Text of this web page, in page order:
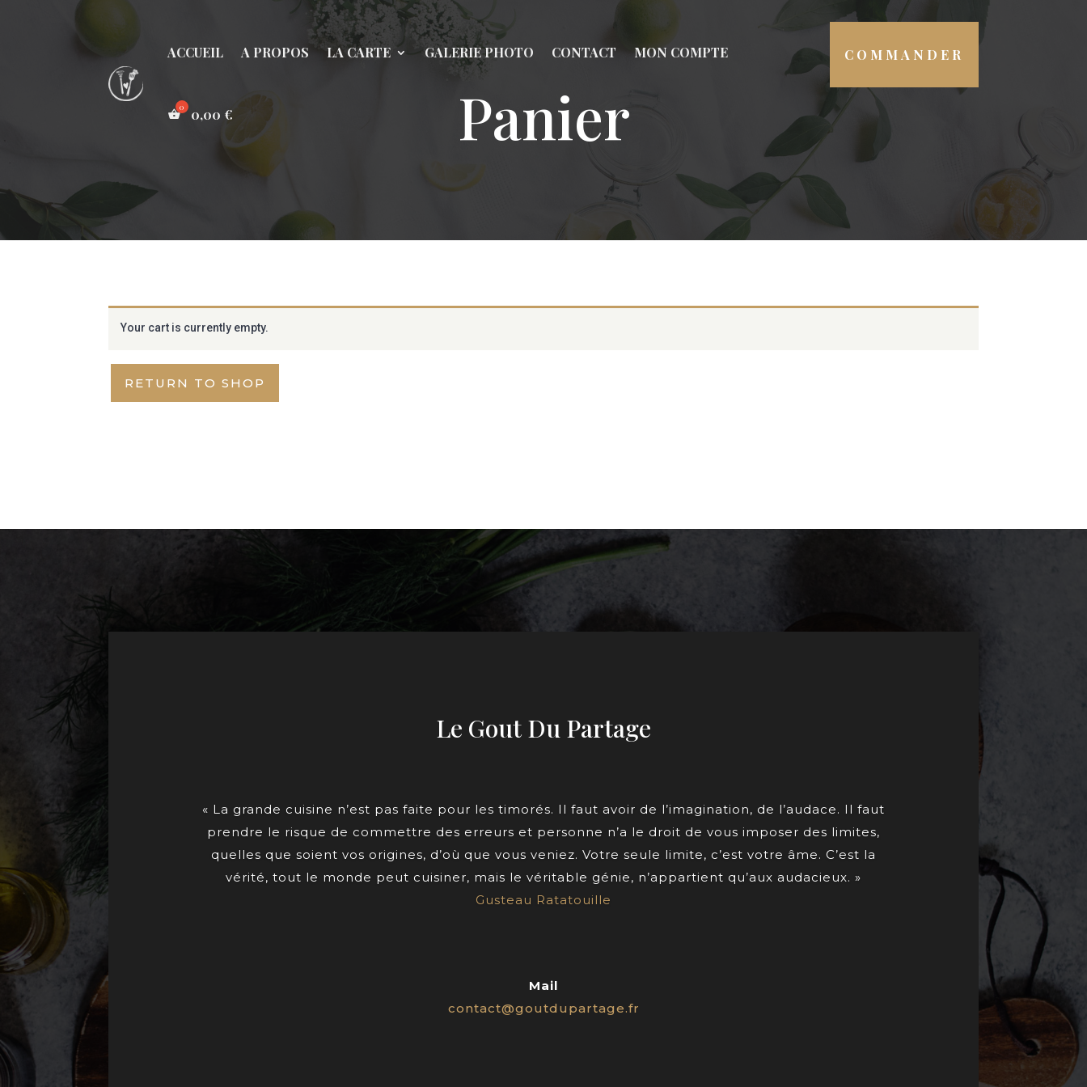
ACCUEIL A PROPOS LA CARTE GALERIE PHOTO CONTACT MON COMPTE
0,00 €
COMMANDER
Panier
Your cart is currently empty.
RETURN TO SHOP
Le Gout Du Partage
« La grande cuisine n’est pas faite pour les timorés. Il faut avoir de l’imagination, de l’audace. Il faut
prendre le risque de commettre des erreurs et personne n’a le droit de vous imposer des limites,
quelles que soient vos origines, d’où que vous veniez. Votre seule limite, c’est votre âme. C’est la
vérité, tout le monde peut cuisiner, mais le véritable génie, n’appartient qu’aux audacieux. »
Gusteau Ratatouille
Mail
contact@goutdupartage.fr